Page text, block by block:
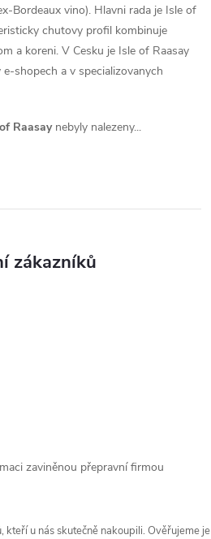
Bordeaux vino). Hlavni rada je Isle of
chutovy profil kombinuje
a koreni. V Cesku je Isle of Raasay
shopech a v specializovanych
Raasaynebyly nalezeny...
zákazníků
zaviněnou přepravní firmou
kteří u nás skutečně nakoupili. Ověřujeme je